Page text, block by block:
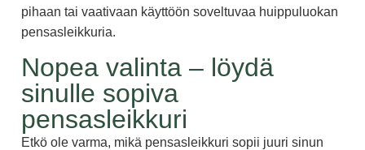
pihaan tai vaativaan käyttöön soveltuvaa huippuluokan
pensasleikkuria.
Nopea valinta – löydä
sinulle sopiva
pensasleikkuri
Etkö ole varma, mikä pensasleikkuri sopii juuri sinun